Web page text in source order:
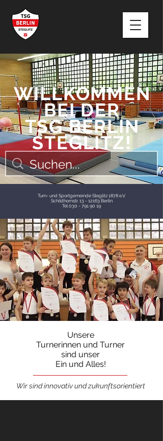
WILLKOMMEN
BEI DER
TSG BERLIN
STEGLITZ!
Turn- und Sportgemeinde Steglitz 1878 e.V.
Schildhornstr. 13 - 12163 Berlin
Tel 030 - 791 90 19
Unsere
Turnerinnen und Turner
sind unser
Ein und Alles!
Wir sind innovativ und zukunftsorientiert